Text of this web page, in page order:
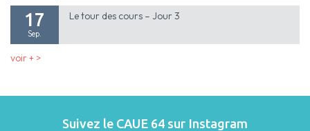
17
Sep.
Le tour des cours – Jour 3
voir + >
Suivez le CAUE 64 sur Instagram